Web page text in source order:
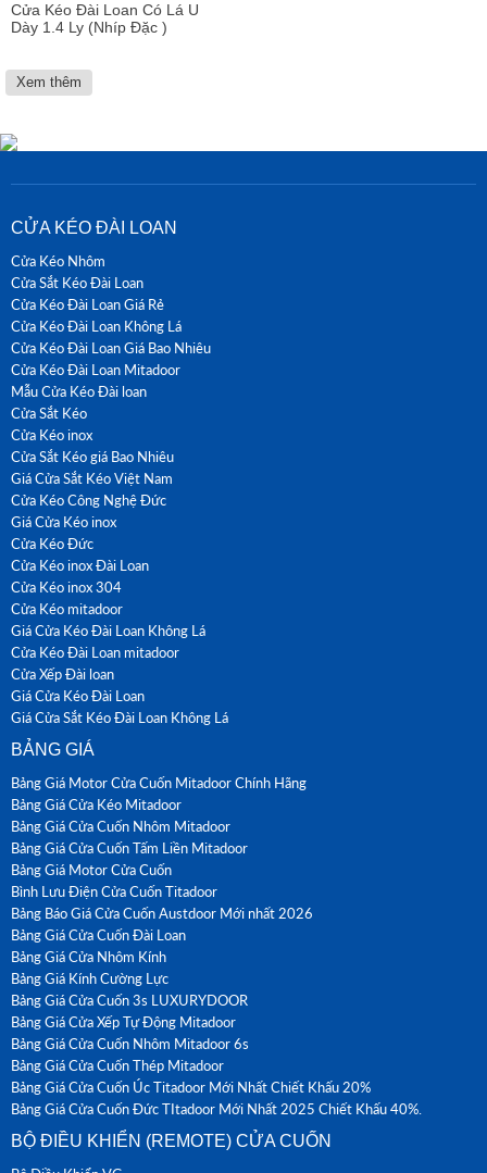
Cửa Kéo Đài Loan Có Lá U
Dày 1.4 Ly (Nhíp Đặc )
Xem thêm
CỬA KÉO ĐÀI LOAN
Cửa Kéo Nhôm
Cửa Sắt Kéo Đài Loan
Cửa Kéo Đài Loan Giá Rẻ
Cửa Kéo Đài Loan Không Lá
Cửa Kéo Đài Loan Giá Bao Nhiêu
Cửa Kéo Đài Loan Mitadoor
Mẫu Cửa Kéo Đài loan
Cửa Sắt Kéo
Cửa Kéo inox
Cửa Sắt Kéo giá Bao Nhiêu
Giá Cửa Sắt Kéo Việt Nam
Cửa Kéo Công Nghệ Đức
Giá Cửa Kéo inox
Cửa Kéo Đức
Cửa Kéo inox Đài Loan
Cửa Kéo inox 304
Cửa Kéo mitadoor
Giá Cửa Kéo Đài Loan Không Lá
Cửa Kéo Đài Loan mitadoor
Cửa Xếp Đài loan
Giá Cửa Kéo Đài Loan
Giá Cửa Sắt Kéo Đài Loan Không Lá
BẢNG GIÁ
Bảng Giá Motor Cửa Cuốn Mitadoor Chính Hãng
Bảng Giá Cửa Kéo Mitadoor
Bảng Giá Cửa Cuốn Nhôm Mitadoor
Bảng Giá Cửa Cuốn Tấm Liền Mitadoor
Bảng Giá Motor Cửa Cuốn
Bình Lưu Điện Cửa Cuốn Titadoor
Bảng Báo Giá Cửa Cuốn Austdoor Mới nhất 2026
Bảng Giá Cửa Cuốn Đài Loan
Bảng Giá Cửa Nhôm Kính
Bảng Giá Kính Cường Lực
Bảng Giá Cửa Cuốn 3s LUXURYDOOR
Bảng Giá Cửa Xếp Tự Động Mitadoor
Bảng Giá Cửa Cuốn Nhôm Mitadoor 6s
Bảng Giá Cửa Cuốn Thép Mitadoor
Bảng Giá Cửa Cuốn Úc Titadoor Mới Nhất Chiết Khấu 20%
Bảng Giá Cửa Cuốn Đức TItadoor Mới Nhất 2025 Chiết Khấu 40%.
BỘ ĐIỀU KHIỂN (REMOTE) CỬA CUỐN